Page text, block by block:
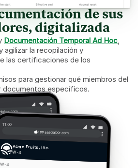
del
4 para que su
11:00
app.sesolabor.com
Acme Fruits, Inc.
W-4
W-4
de sus
digitalizada
Documentación Temporal Ad Hoc,
agilizar la recopilación y
las certificaciones de los
para gestionar qué miembros del
documentos específicos.